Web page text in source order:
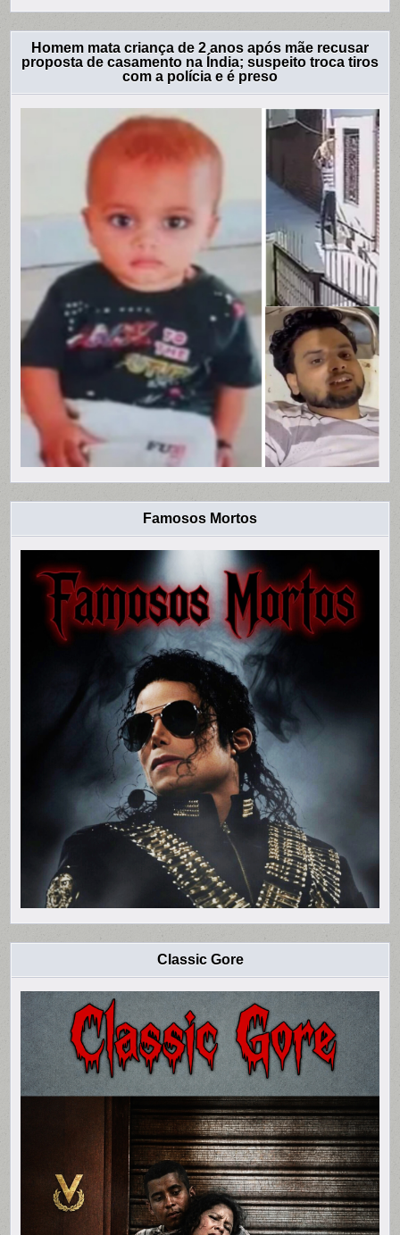
Homem mata criança de 2 anos após mãe recusar
proposta de casamento na Índia; suspeito troca tiros
com a polícia e é preso
Famosos Mortos
Classic Gore